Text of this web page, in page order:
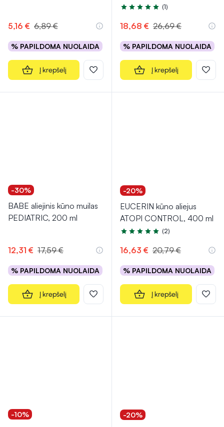
5,16 € 6,89 €
% PAPILDOMA NUOLAIDA
Į krepšelį
Įvertinimas 5.0 iš 5
(1)
18,68 € 26,69 €
% PAPILDOMA NUOLAIDA
Į krepšelį
-30%
BABE aliejinis kūno muilas
PEDIATRIC, 200 ml
12,31 € 17,59 €
% PAPILDOMA NUOLAIDA
Į krepšelį
-20%
EUCERIN kūno aliejus
ATOPI CONTROL, 400 ml
Įvertinimas 5.0 iš 5
(2)
16,63 € 20,79 €
% PAPILDOMA NUOLAIDA
Į krepšelį
-10% -20%